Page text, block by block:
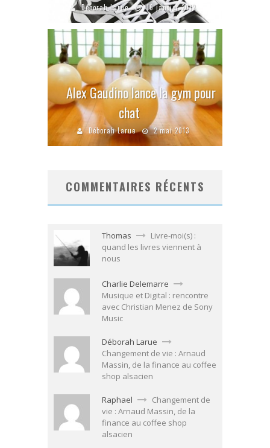
Déborah Larue 16 janvier 2012
Alex Gaudino lance la gym pour
chat
Déborah Larue 2 mai 2013
COMMENTAIRES RÉCENTS
Thomas
Livre-moi(s) :
quand les livres viennent à
nous
Charlie Delemarre
Musique et Digital : rencontre
avec Christian Menez de Sony
Music
Déborah Larue
Changement de vie : Arnaud
Massin, de la finance au coffee
shop alsacien
Raphael
Changement de
vie : Arnaud Massin, de la
finance au coffee shop
alsacien